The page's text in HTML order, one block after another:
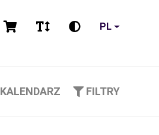
PL
KALENDARZ FILTRY